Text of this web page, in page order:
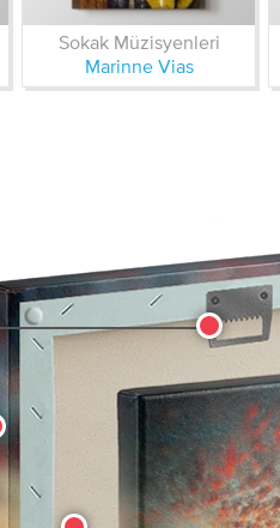
Sokak Müzisyenleri
Marinne Vias